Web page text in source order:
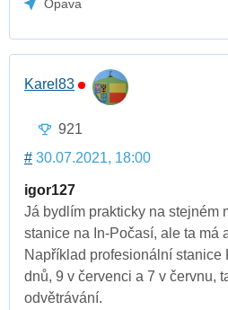
Opava
Karel83
921
# 30.07.2021, 18:00
igor127
Já bydlím prakticky na stejném
stanice na In-Počasí, ale ta má
Například profesionální stanice
dnů, 9 v červenci a 7 v červnu,
odvětrávání.